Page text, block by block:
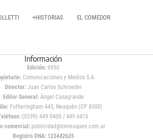
+HISTORIAS EL COMEDOR
Información
Edición: 6950
Comunicaciones y Medios S.A
Director: Juan Carlos Schroeder
Editor General:Ángel Casagrande
Fotheringham 445, Neuquén (CP 8300)
(0299) 449 0400 / 449 0410
comercial: publicidad@lmneuquen.com.ar
Registro DNA: 123442625